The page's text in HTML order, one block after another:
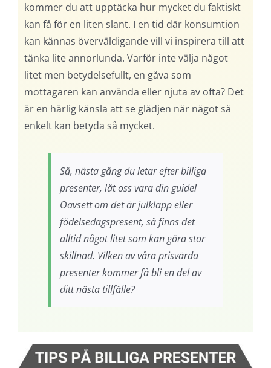
kommer du att upptäcka hur mycket du faktiskt
kan få för en liten slant. I en tid där konsumtion
kan kännas överväldigande vill vi inspirera till att
tänka lite annorlunda. Varför inte välja något
litet men betydelsefullt, en gåva som
mottagaren kan använda eller njuta av ofta? Det
är en härlig känsla att se glädjen när något så
enkelt kan betyda så mycket.
Så, nästa gång du letar efter billiga
presenter, låt oss vara din guide!
Oavsett om det är julklapp eller
födelsedagspresent, så finns det
alltid något litet som kan göra stor
skillnad. Vilken av våra prisvärda
presenter kommer få bli en del av
ditt nästa tillfälle?